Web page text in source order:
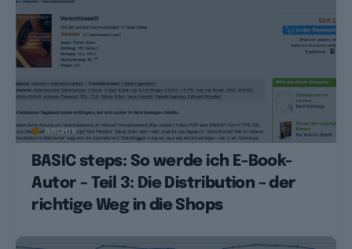
ARCHIV
BASIC steps: So werde ich E-Book-
Autor – Teil 3: Die Distribution – der
richtige Weg in die Shops